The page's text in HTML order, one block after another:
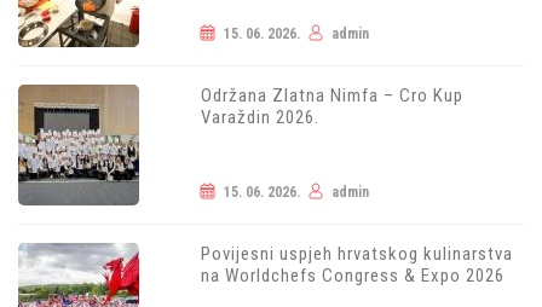
15. 06. 2026. admin
Održana Zlatna Nimfa – Cro Kup
Varaždin 2026.
15. 06. 2026. admin
Povijesni uspjeh hrvatskog kulinarstva
na Worldchefs Congress & Expo 2026